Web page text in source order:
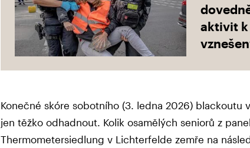
aktivit
Konečné skóre sobotního (3. ledna 2026) blackoutu
jen těžko odhadnout. Kolik osamělých seniorů z
Thermometersiedlung v Lichterfelde zemře na